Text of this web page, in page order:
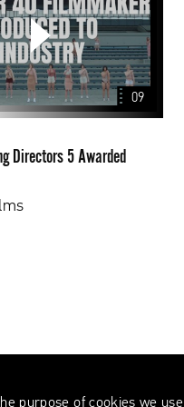
09
Directors 5 Awarded
purpose of cookies we